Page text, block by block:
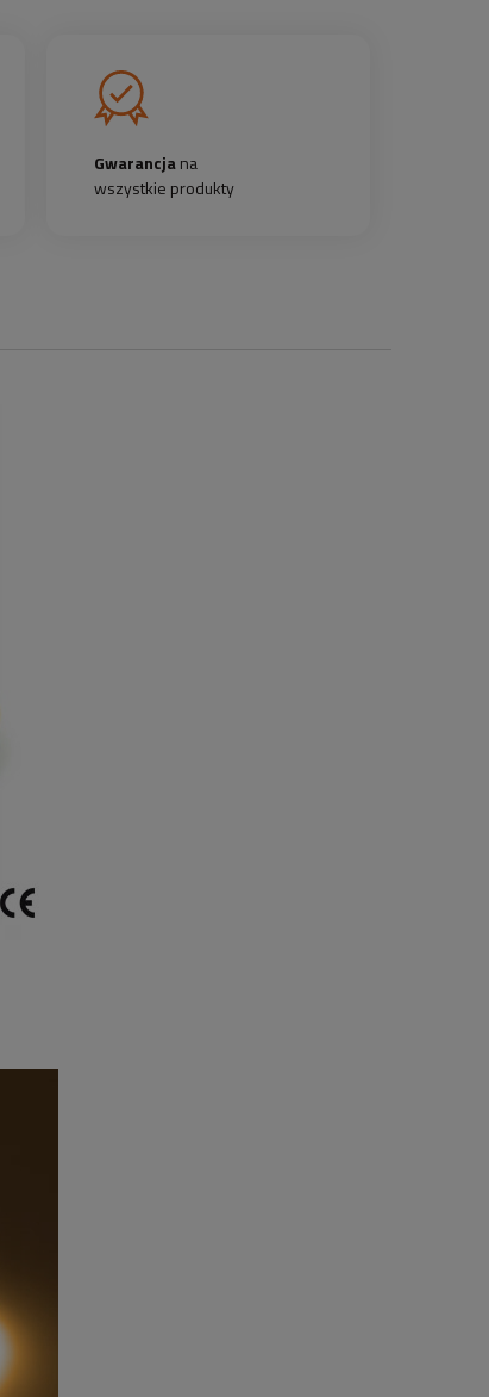
Gwarancjana
wszystkie produkty